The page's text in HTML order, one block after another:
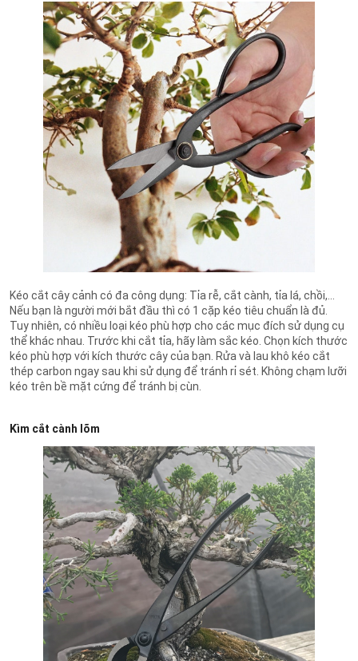
Kéo cắt cây cảnh có đa công dụng: Tỉa rễ, cắt cành, tỉa lá, chồi,...
Nếu bạn là người mới bắt đầu thì có 1 cặp kéo tiêu chuẩn là đủ.
Tuy nhiên, có nhiều loại kéo phù hợp cho các mục đích sử dụng cụ
thể khác nhau. Trước khi cắt tỉa, hãy làm sắc kéo. Chọn kích thước
kéo phù hợp với kích thước cây của bạn. Rửa và lau khô kéo cắt
thép carbon ngay sau khi sử dụng để tránh rỉ sét. Không chạm lưỡi
kéo trên bề mặt cứng để tránh bị cùn.
Kìm cắt cành lõm